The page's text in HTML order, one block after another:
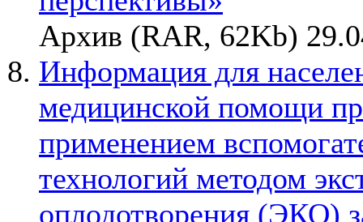
Архив (RAR, 62Kb)
Информация для
медицинской помощи
применением
технологий методом
оплодотворения (ЭКО)